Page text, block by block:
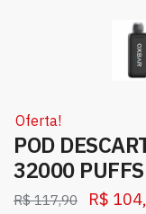
Oferta!
POD
32000
R$117,90 R$